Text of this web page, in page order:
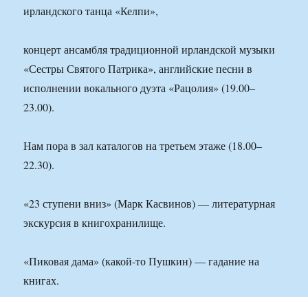
ирландского танца «Келпи»,
концерт ансамбля традиционной ирландской музыки
«Сестры Святого Патрика», английские песни в
исполнении вокального дуэта «Рацолия» (19.00–
23.00).
Нам пора в зал каталогов на третьем этаже (18.00–
22.30).
«23 ступени вниз» (Марк Касвинов) — литературная
экскурсия в книгохранилище.
«Пиковая дама» (какой-то Пушкин) — гадание на
книгах.